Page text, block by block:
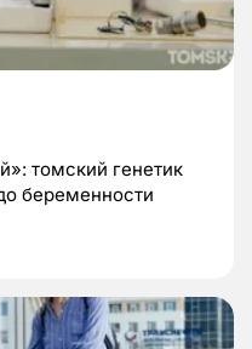
томский генетик
беременности